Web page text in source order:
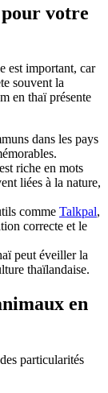
votre
est important, car
souvent la
en thaï présente
dans les pays
riche en mots
liées à la nature,
comme Talkpal,
correcte et le
peut éveiller la
thaïlandaise.
en
particularités